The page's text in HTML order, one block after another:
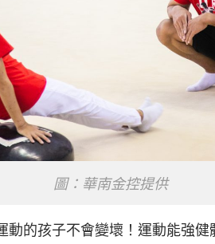
圖：華南金控提供
動的孩子不會變壞！運動能強健